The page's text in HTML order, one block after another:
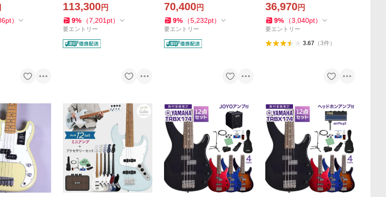
ズベースタイ
ドメイプルネ
pt）
スイッチ搭載
113,300円
9% （7,201 pt）
要エントリー
erboard Natural エレキベー
ス ジャズベース 5弦
70,400円
9% （5,232pt）
要エントリー
アンプ付 ジャズベースタイ
プ ローステッドメイプルネ
ック
36,970円
9% （3,040pt）
要エントリー
3.67（3件）